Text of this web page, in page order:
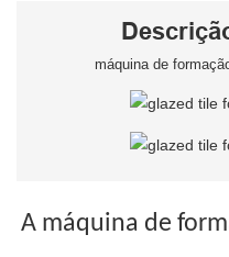
máquina de
A máquina de